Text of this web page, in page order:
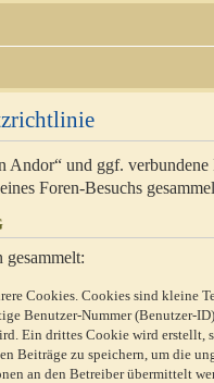
und ggf.
Foren-Besuchs
Cookies. Cookies sind kleine
Benutzer-Nummer (Benutzer-
Ein drittes Cookie wird erstellt,
Beiträge zu speichern, um die
an den Betreiber übermittelt